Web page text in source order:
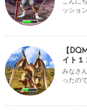
こんに
ッショ
【
イト１
みなさ
ったの